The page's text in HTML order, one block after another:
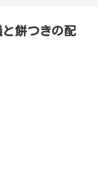
餅つきの配